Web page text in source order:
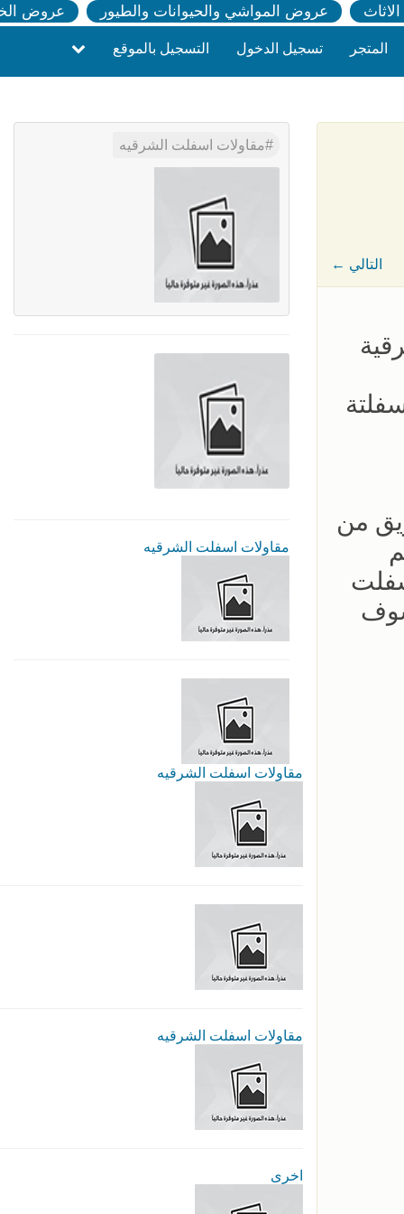
عروض المواشي والحيوانات والطيور عروض
المتجر تسجيل الدخول التسجيل بالموقع
← التالي
من
مقاولات اسفلت الشرقيه
مقاولات اسفلت الشرقيه
مقاولات اسفلت الشرقيه
مقاولات اسفلت الشرقيه
اخرى